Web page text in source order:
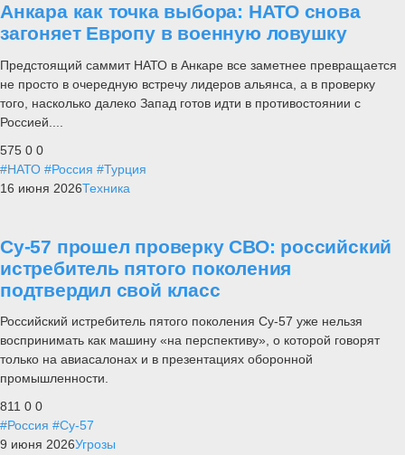
Анкара как точка выбора: НАТО снова
загоняет Европу в военную ловушку
Предстоящий саммит НАТО в Анкаре все заметнее превращается
не просто в очередную встречу лидеров альянса, а в проверку
того, насколько далеко Запад готов идти в противостоянии с
Россией....
575 0 0
#НАТО #Россия #Турция
16 июня 2026Техника
Су-57 прошел проверку СВО: российский
истребитель пятого поколения
подтвердил свой класс
Российский истребитель пятого поколения Су-57 уже нельзя
воспринимать как машину «на перспективу», о которой говорят
только на авиасалонах и в презентациях оборонной
промышленности.
811 0 0
#Россия #Су-57
9 июня 2026Угрозы